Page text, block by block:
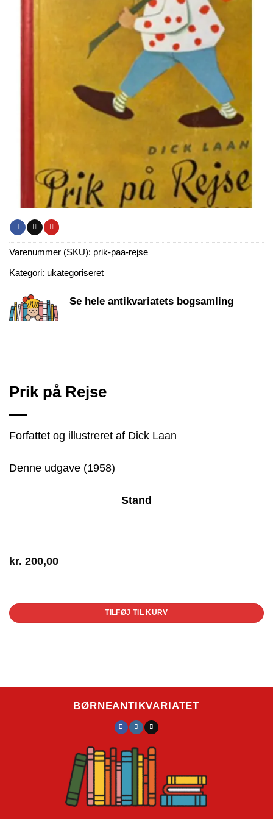
Varenummer (SKU): prik-paa-rejse
Kategori: ukategoriseret
Se hele antikvariatets bogsamling
Prik på Rejse
Forfattet og illustreret af Dick Laan
Denne udgave (1958)
Stand
kr. 200,00
TILFØJ TIL KURV
BØRNEANTIKVARIATET